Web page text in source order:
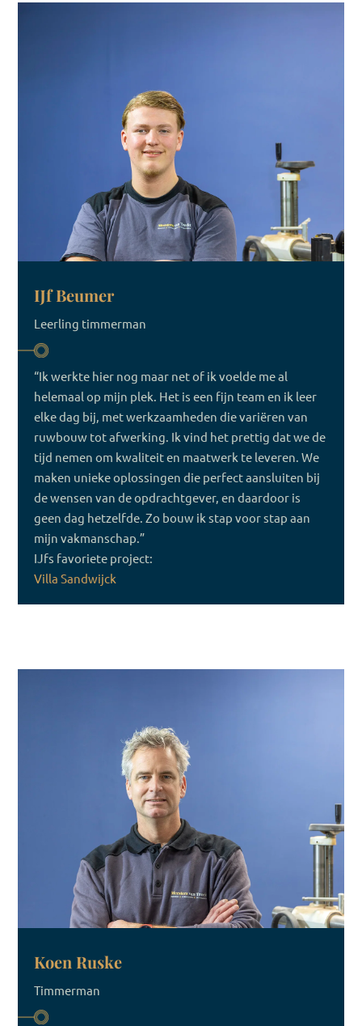
IJf Beumer
Leerling timmerman
“Ik werkte hier nog maar net of ik voelde me al
helemaal op mijn plek. Het is een fijn team en ik leer
elke dag bij, met werkzaamheden die variëren van
ruwbouw tot afwerking. Ik vind het prettig dat we de
tijd nemen om kwaliteit en maatwerk te leveren. We
maken unieke oplossingen die perfect aansluiten bij
de wensen van de opdrachtgever, en daardoor is
geen dag hetzelfde. Zo bouw ik stap voor stap aan
mijn vakmanschap.”
IJfs favoriete project:
Villa Sandwijck
Koen Ruske
Timmerman